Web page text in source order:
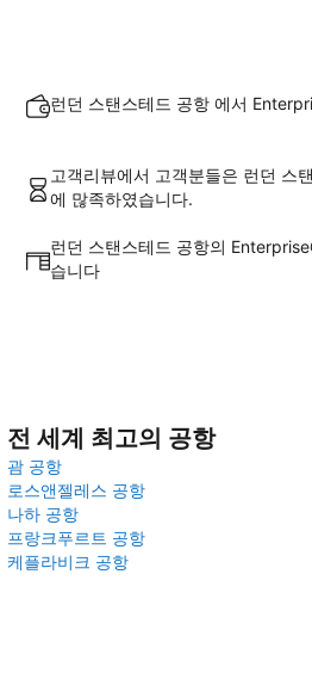
런던 스탠스테드 공항 에서
고객리뷰에서 고객분들은 런던 스
에 많족하였습니다.
런던 스탠스테드 공항의
습니다
전 세계 최고의 공항
괌 공항
로스앤젤레스 공항
나하 공항
프랑크푸르트 공항
케플라비크 공항